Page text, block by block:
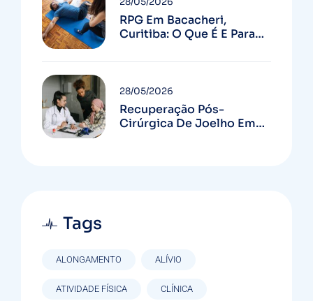
RPG Em Bacacheri,
Curitiba: O Que É E Para
Recuperação Pós-
Cirúrgica De Joelho Em
28/05/2026
Tags
ALONGAMENTO ALÍVIO
ATIVIDADE FÍSICA CLÍNICA